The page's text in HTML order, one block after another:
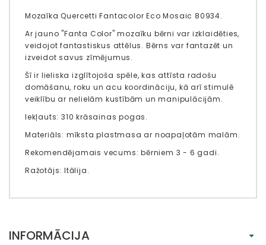
Mozaīka Quercetti Fantacolor Eco Mosaic 80934.
Ar jauno "Fanta Color" mozaīku bērni var izklaidēties,
veidojot fantastiskus attēlus. Bērns var fantazēt un
izveidot savus zīmējumus.
Šī ir lieliska izglītojoša spēle, kas attīsta radošu
domāšanu, roku un acu koordināciju, kā arī stimulē
veiklību ar nelielām kustībām un manipulācijām.
Iekļauts: 310 krāsainas pogas.
Materiāls: mīksta plastmasa ar noapaļotām malām.
Rekomendējamais vecums: bērniem 3 - 6 gadi.
Ražotājs: Itālija.
INFORMĀCIJA